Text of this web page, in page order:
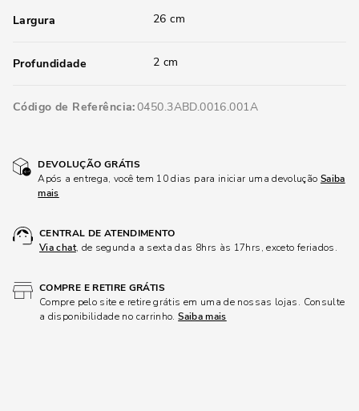
Largura 26 cm
Profundidade 2 cm
Código de Referência 0450.3ABD.0016.001A
DEVOLUÇÃO GRÁTIS
Após a entrega, você tem 10 dias para iniciar uma devolução Saiba
mais
CENTRAL DE ATENDIMENTO
Via chat, de segunda a sexta das 8hrs às 17hrs, exceto feriados.
COMPRE E RETIRE GRÁTIS
Compre pelo site e retire grátis em uma de nossas lojas. Consulte
a disponibilidade no carrinho.Saiba mais